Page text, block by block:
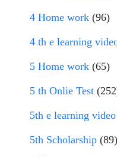
4 Home work (96)
4 th e learning
5 Home work (65)
5 th Onlie Test
5th e learning video
5th Scholarship (89)